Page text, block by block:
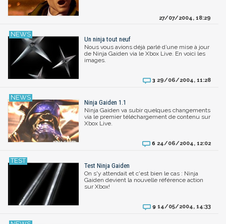
27/07/2004, 18:29
Un ninja tout neuf
Nous vous avions déjà parlé d’une mise à jour
de Ninja Gaiden via le Xbox Live. En voici les
images.
3 29/06/2004, 11:28
Ninja Gaiden 1.1
Ninja Gaiden va subir quelques changements
via le premier téléchargement de contenu sur
Xbox Live.
6 24/06/2004, 12:02
Test Ninja Gaiden
On s'y attendait et c'est bien le cas : Ninja
Gaiden devient la nouvelle référence action
sur Xbox!
9 14/05/2004, 14:33